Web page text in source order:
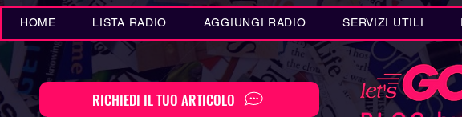
HOME LISTA RADIO AGGIUNGI RADIO SERVIZI UTILI
RICHIEDI IL TUO ARTICOLO